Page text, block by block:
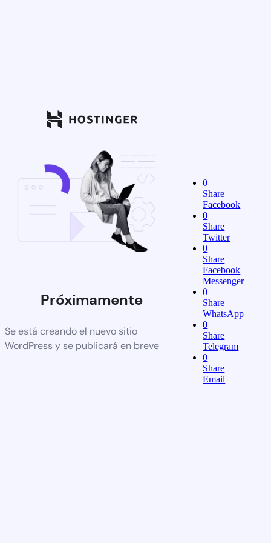
Próximamente
Se está creando el nuevo sitio
WordPress y se publicará en breve
0
Share
Facebook
0
Share
Twitter
0
Share
Facebook
Messenger
0
Share
WhatsApp
0
Share
Telegram
0
Share
Email